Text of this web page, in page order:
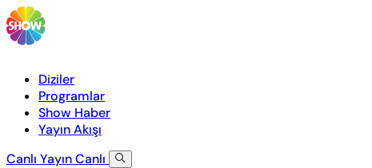
Diziler
Programlar
Show Haber
Yayın Akışı
Canlı YayınCanlı